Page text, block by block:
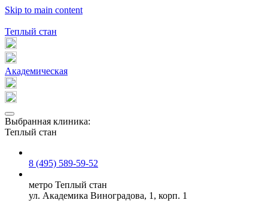
Skip to main content
Теплый стан
Академическая
Выбранная клиника:
Теплый стан
8 (495) 589-59-52
метро Теплый стан
ул. Академика Виноградова, 1, корп. 1